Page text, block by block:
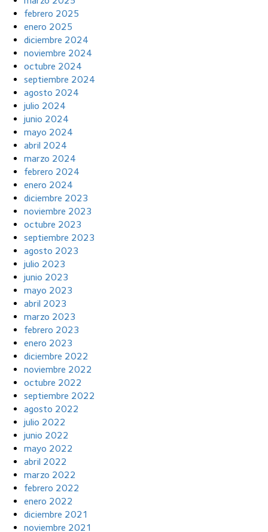
febrero 2025
enero 2025
diciembre 2024
noviembre 2024
octubre 2024
septiembre 2024
agosto 2024
julio 2024
junio 2024
mayo 2024
abril 2024
marzo 2024
febrero 2024
enero 2024
diciembre 2023
noviembre 2023
octubre 2023
septiembre 2023
agosto 2023
julio 2023
junio 2023
mayo 2023
abril 2023
marzo 2023
febrero 2023
enero 2023
diciembre 2022
noviembre 2022
octubre 2022
septiembre 2022
agosto 2022
julio 2022
junio 2022
mayo 2022
abril 2022
marzo 2022
febrero 2022
enero 2022
diciembre 2021
noviembre 2021